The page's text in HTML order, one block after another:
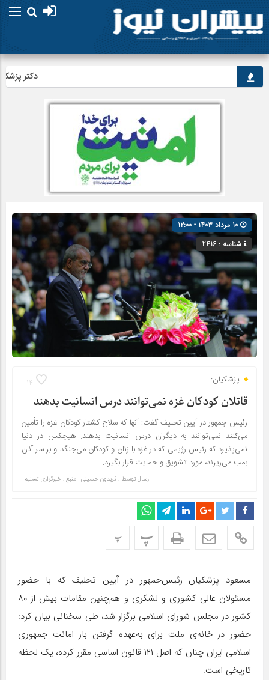
دکتر پزشکیان:
شناسه : 2416
14 پزشکیان:
قاتلان کودکان غزه نمی‌توانند درس انسانیت بدهند
رئیس جمهور در آیین تحلیف گفت: آنها که سلاح‌ کشتار کودکان غزه را تأمین
می‌کنند نمی‌توانند به دیگران درس انسانیت بدهند. هیچکس در دنیا
نمی‌پذیرد که رئیس رژیمی که در غزه با زنان و کودکان می‌جنگد و بر سر آنان
بمب می‌ریزند، مورد تشویق و حمایت قرار بگیرد.
ارسال توسط : فریدون حسینی منبع : خبرگزاری تسنیم
پ پ
مسعود پزشکیان رئیس‌جمهور در آیین تحلیف که با حضور
مسئولان عالی کشوری و لشکری و هم‌چنین مقامات بیش از ۸۰
کشور در مجلس شورای اسلامی برگزار شد، طی سخنانی بیان کرد:
حضور در خانه‌ی ملت برای به‌عهده گرفتن بار امانت جمهوری
اسلامی ایران چنان که اصل ۱۲۱ قانون اساسی مقرر کرده، یک لحظه
تاریخی است.